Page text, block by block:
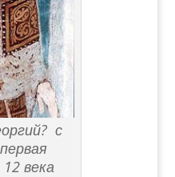
с
века